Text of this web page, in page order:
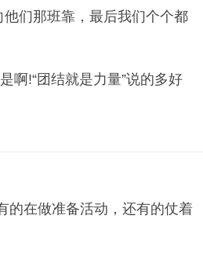
们那班靠，最后我们个个都
啊!“团结就是力量”说的多好
的在做准备活动，还有的仗着